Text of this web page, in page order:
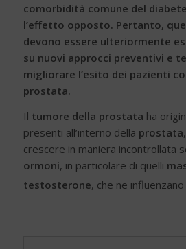
comorbidità comune del
l’effetto opposto. Pertanto,
devono essere ulteriormente
su nuovi approcci preventivi e
migliorare l’esito dei pazienti
prostata.
Il tumore della prostata ha
presenti all’interno della prostata
crescere in maniera incontrollata
ormoni, in particolare di quelli
testosterone, che ne